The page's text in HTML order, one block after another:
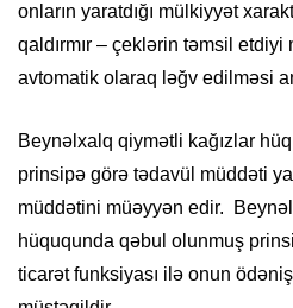
onların yaratdığı mülkiyyət
qaldırmır – çeklərin təmsil
avtomatik olaraq ləğv edilməsi
Beynəlxalq qiymətli kağızlar
prinsipə görə tədavül müddəti
müddətini müəyyən edir.
hüququnda qəbul olunmuş
ticarət funksiyası ilə onun